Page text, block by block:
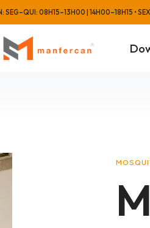
08H15–13H00 | 14H00–18H15 •